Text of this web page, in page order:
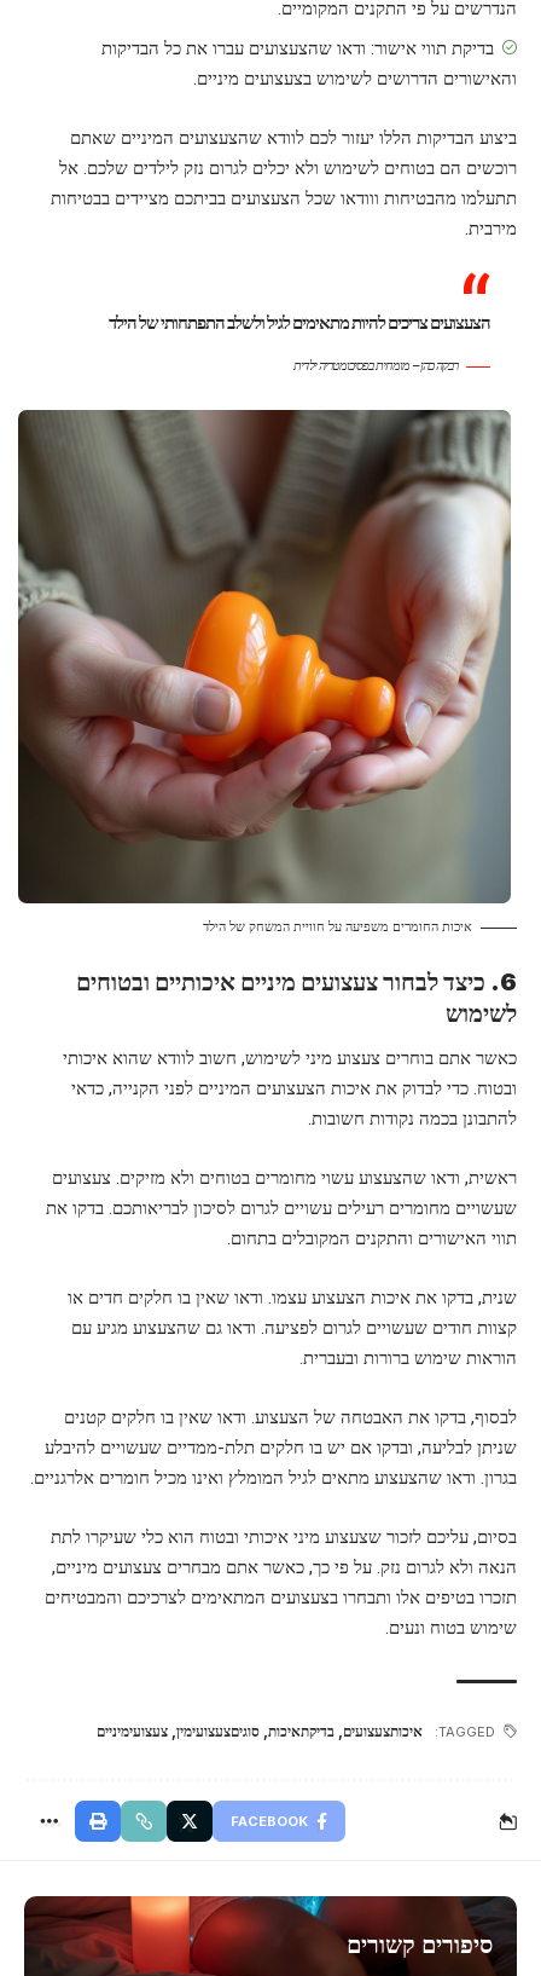
הנדרשים על פי התקנים המקומיים.
בדיקת תווי אישור: ודאו שהצעצועים עברו את כל הבדיקות
והאישורים הדרושים לשימוש בצעצועים מיניים.
ביצוע הבדיקות הללו יעזור לכם לוודא שהצעצועים המיניים שאתם
רוכשים הם בטוחים לשימוש ולא יכלים לגרום נזק לילדים שלכם. אל
תתעלמו מהבטיחות ווודאו שכל הצעצועים בביתכם מציידים בבטיחות
מירבית.
הצעצועים צריכים להיות מתאימים לגיל ולשלב התפתחותי של הילד
רבקה כהן – מומחית בפסיכומטריה ילדית
איכות החומרים משפיעה על חוויית המשחק של הילד
6. כיצד לבחור צעצועים מיניים איכותיים ובטוחים
לשימוש
כאשר אתם בוחרים צעצוע מיני לשימוש, חשוב לוודא שהוא איכותי
ובטוח. כדי לבדוק את איכות הצעצועים המיניים לפני הקנייה, כדאי
להתבונן בכמה נקודות חשובות.
ראשית, ודאו שהצעצוע עשוי מחומרים בטוחים ולא מזיקים. צעצועים
שעשויים מחומרים רעילים עשויים לגרום לסיכון לבריאותכם. בדקו את
תווי האישורים והתקנים המקובלים בתחום.
שנית, בדקו את איכות הצעצוע עצמו. ודאו שאין בו חלקים חדים או
קצוות חודים שעשויים לגרום לפציעה. ודאו גם שהצעצוע מגיע עם
הוראות שימוש ברורות ובעברית.
לבסוף, בדקו את האבטחה של הצעצוע. ודאו שאין בו חלקים קטנים
שניתן לבליעה, ובדקו אם יש בו חלקים תלת-ממדיים שעשויים להיבלע
בגרון. ודאו שהצעצוע מתאים לגיל המומלץ ואינו מכיל חומרים אלרגניים.
בסיום, עליכם לזכור שצעצוע מיני איכותי ובטוח הוא כלי שעיקרו לתת
הנאה ולא לגרום נזק. על פי כך, כאשר אתם מבחרים צעצועים מיניים,
תזכרו בטיפים אלו ותבחרו בצעצועים המתאימים לצרכיכם והמבטיחים
שימוש בטוח ונעים.
TAGGED: איכותצעצועים, בדיקתאיכות, סוגיםצעצועימין, צעצועימיניים
FACEBOOK
סיפורים קשורים